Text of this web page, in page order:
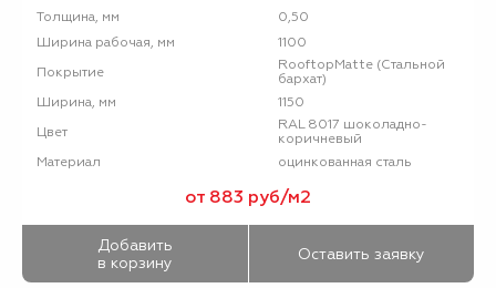
Толщина, мм
0,50
Ширина рабочая, мм
1100
Покрытие
RooftopMatte (Стальной
бархат)
Ширина, мм
1150
Цвет
RAL 8017 шоколадно-
коричневый
Материал
оцинкованная сталь
от 883 руб/м2
Добавить
в корзину
Оставить заявку